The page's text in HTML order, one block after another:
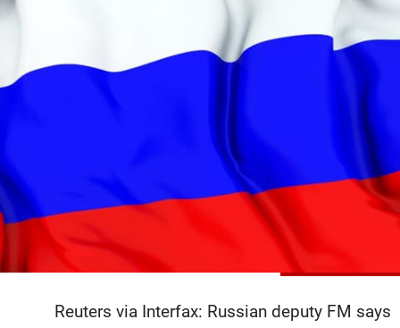
Reuters via Interfax: Russian deputy FM says
منوعات
البرامج
جدول البرامج
شاهد البرامج
لاعلاناتكم
شروط الإسـتخدام